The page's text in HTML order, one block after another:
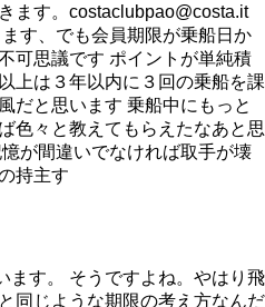
ます。costaclubpao@costa.it
す、でも会員期限が乗船日か
可思議です ポイントが単純積
上は３年以内に３回の乗船を課
だと思います 乗船中にもっと
色々と教えてもらえたなあと思
が間違いでなければ取手が壊
持主す
ます。 そうですよね。やはり飛
同じような期限の考え方なんだ